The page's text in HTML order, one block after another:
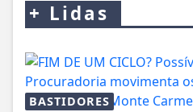
+ Lidas
BASTIDORES